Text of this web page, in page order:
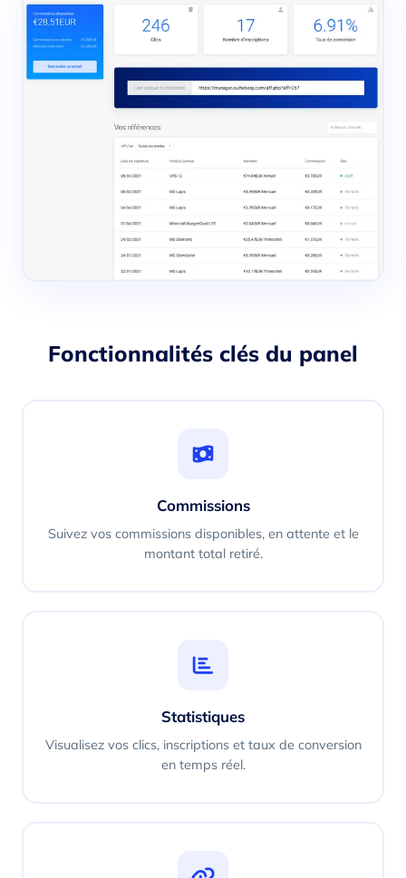
Fonctionnalités clés du panel
Commissions
Suivez vos commissions disponibles, en attente et le
montant total retiré.
Statistiques
Visualisez vos clics, inscriptions et taux de conversion
en temps réel.